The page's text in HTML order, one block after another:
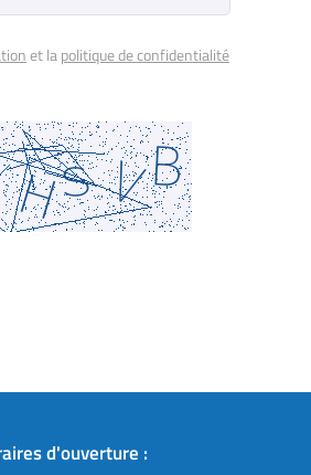
et la politique de confidentialité
d'ouverture :